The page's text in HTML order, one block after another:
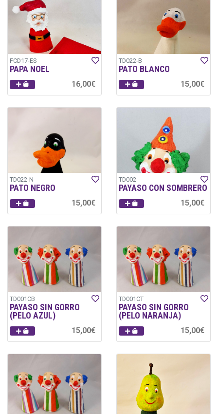
FCD17-ES
PAPA NOEL
16,00€
TD022-B
PATO BLANCO
15,00€
TD022-N
PATO NEGRO
15,00€
TD002
PAYASO CON SOMBRERO
15,00€
TD001CB
PAYASO SIN GORRO
(PELO AZUL)
15,00€
TD001CT
PAYASO SIN GORRO
(PELO NARANJA)
15,00€